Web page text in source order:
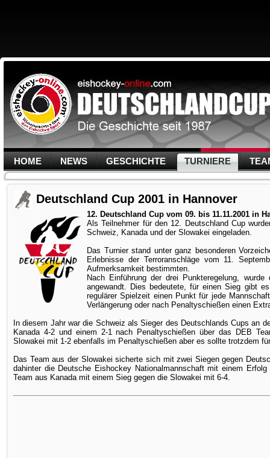
HOME NEWS GESCHICHTE TURNIERE
Deutschland Cup 2001 in Hannover
12. Deutschland Cup vom 09. bis 11.11.2001 in
Als Teilnehmer für den 12. Deutschland Cup
Schweiz, Kanada und der Slowakei eingeladen.
Das Turnier stand unter ganz besonderen
Erlebnisse der Terroranschläge vom 11.
Aufmerksamkeit bestimmten.
Nach Einführung der drei Punkteregelung,
angewandt. Dies bedeutete, für einen Sieg gibt
regulärer Spielzeit einen Punkt für jede
Verlängerung oder nach Penaltyschießen einen
In diesem Jahr war die Schweiz als Sieger des Deutschlands Cups an
Kanada 4-2 und einem 2-1 nach Penaltyschießen über das DEB
Slowakei mit 1-2 ebenfalls im Penaltyschießen aber es sollte trotzdem
Das Team aus der Slowakei sicherte sich mit zwei Siegen gegen
dahinter die Deutsche Eishockey Nationalmannschaft mit einem
Team aus Kanada mit einem Sieg gegen die Slowakei mit 6-4.